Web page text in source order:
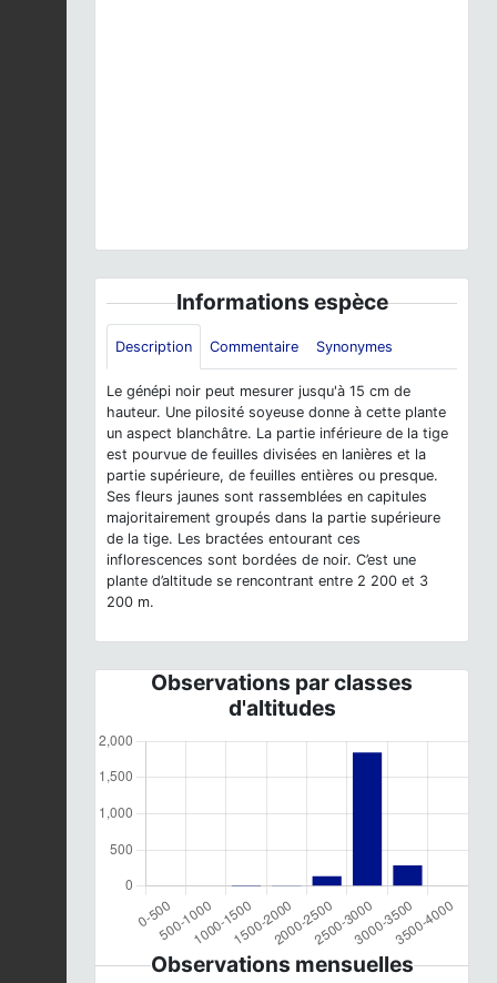
Informations espèce
Description Commentaire Synonymes
Le génépi noir peut mesurer jusqu'à 15 cm de
hauteur. Une pilosité soyeuse donne à cette plante
un aspect blanchâtre. La partie inférieure de la tige
est pourvue de feuilles divisées en lanières et la
partie supérieure, de feuilles entières ou presque.
Ses fleurs jaunes sont rassemblées en capitules
majoritairement groupés dans la partie supérieure
de la tige. Les bractées entourant ces
inflorescences sont bordées de noir. C’est une
plante d’altitude se rencontrant entre 2 200 et 3
200 m.
Observations par classes
d'altitudes
Observations mensuelles